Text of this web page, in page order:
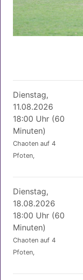
Dienstag,
11.08.2026
18:00 Uhr (60
Minuten)
Chaoten auf 4
Pfoten,
Dienstag,
18.08.2026
18:00 Uhr (60
Minuten)
Chaoten auf 4
Pfoten,